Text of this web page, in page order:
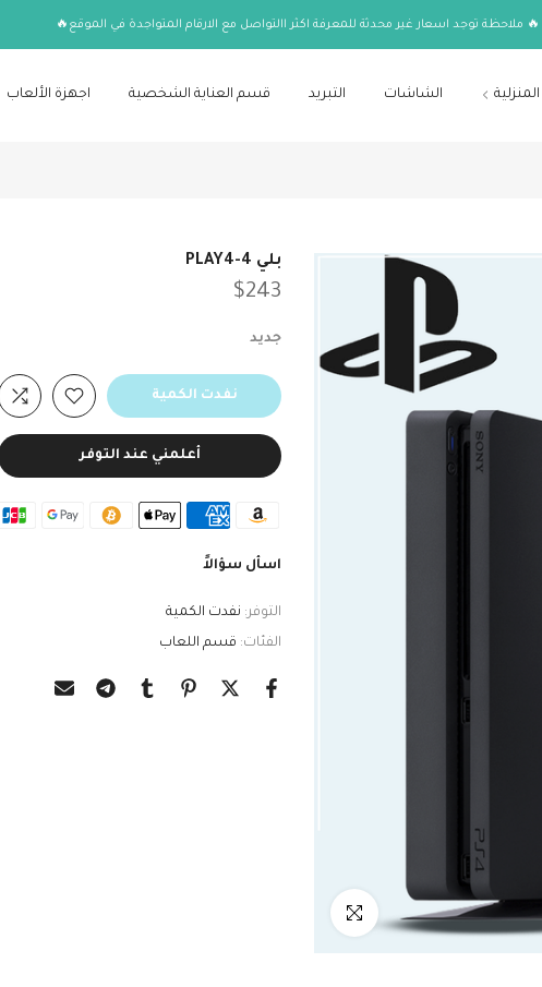
🔥 ملاحظة توجد اسعار غير محدثة للمعرفة اكثر االتواصل مع الارقام المتواجدة في الموقع🔥
الشاشات التبريد قسم العناية الشخصية اجهزة الألعاب
انقر للتكبير
بلي 4-PLAY4
$243
جديد
نفدت الكمية
أعلمني عند التوفر
اسأل سؤالاً
التوفر: نفدت الكمية
الفئات: قسم اللعاب